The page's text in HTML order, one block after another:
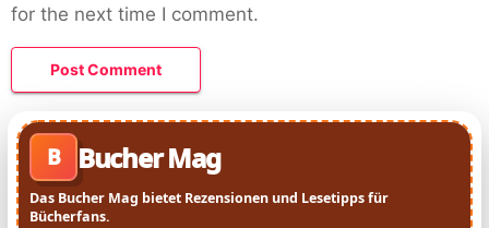
for the next time I comment.
B Bucher Mag
Das Bucher Mag bietet Rezensionen und Lesetipps für
Bücherfans.